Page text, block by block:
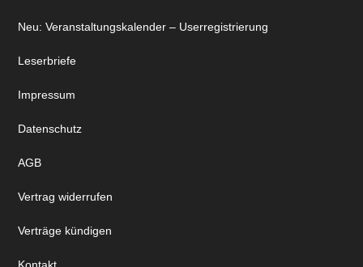
Neu: Veranstaltungskalender – Userregistrierung
Leserbriefe
Impressum
Datenschutz
AGB
Vertrag widerrufen
Verträge kündigen